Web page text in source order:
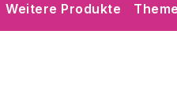
Weitere Produkte